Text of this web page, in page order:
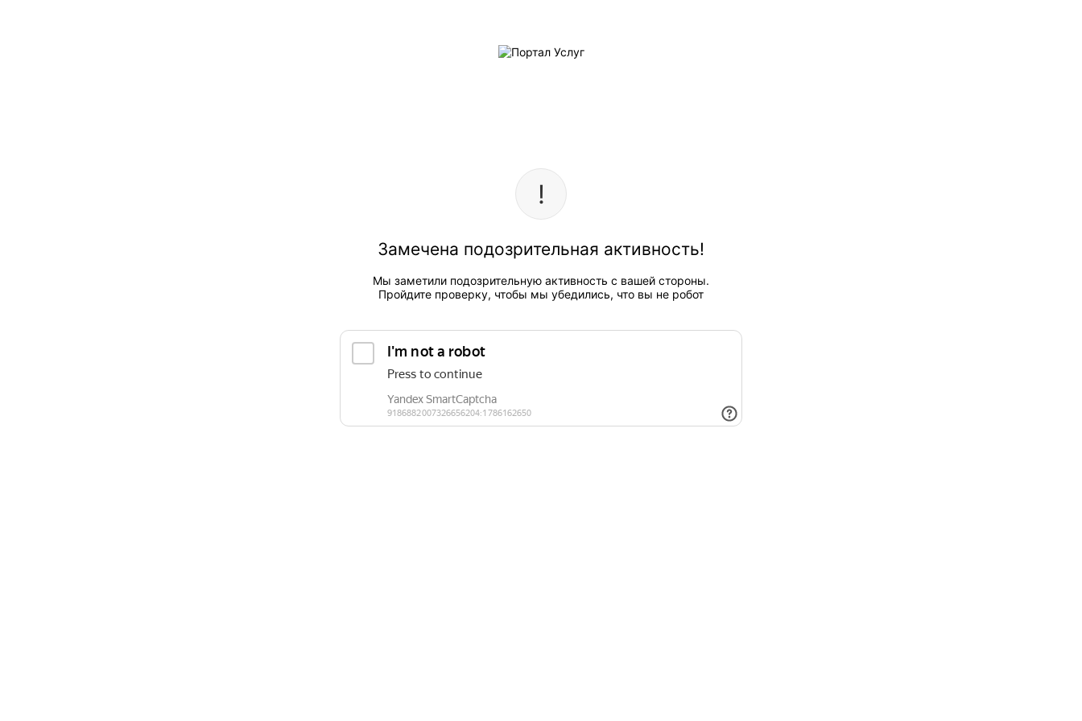
Замечена подозрительная активность!
Мы заметили подозрительную активность с вашей стороны.
Пройдите проверку, чтобы мы убедились, что вы не робот